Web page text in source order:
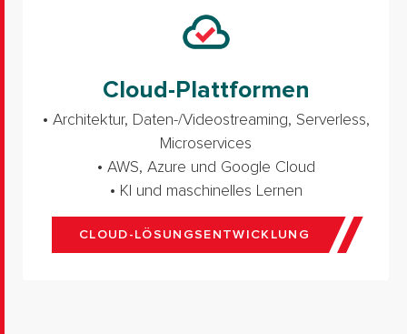
Cloud-Plattformen
• Architektur, Daten-/Videostreaming, Serverless,
Microservices
• AWS, Azure und Google Cloud
• KI und maschinelles Lernen
CLOUD-LÖSUNGSENTWICKLUNG